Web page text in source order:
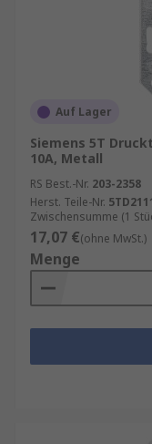
Auf Lager
Siemens 5T
10A, Metall
RS Best.-Nr. 203-2358
Herst. Teile-Nr.
Zwischensumme (1
17,07 €(ohne MwSt.)
Menge